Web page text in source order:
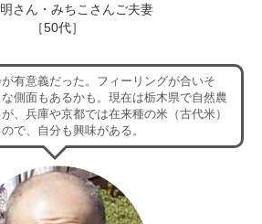
さん・みちこさんご夫妻
［50代］
有意義だった。フィーリングが合いそ
側面もあるかも。現在は栃木県で自然農
、兵庫や京都では在来種の米（古代米）
で、自分も興味がある。